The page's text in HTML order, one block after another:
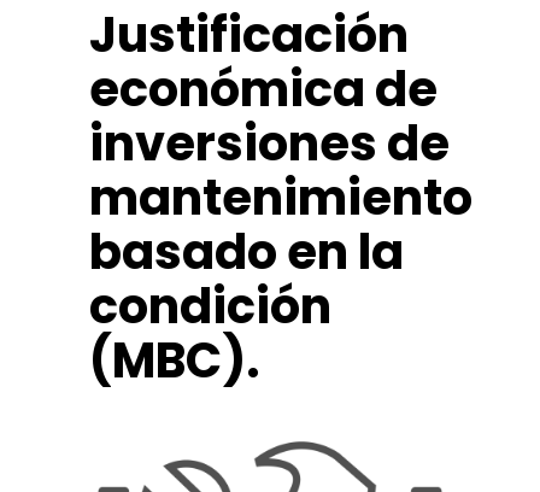
Justificación
económica de
inversiones de
mantenimiento
basado en la
condición
(MBC).